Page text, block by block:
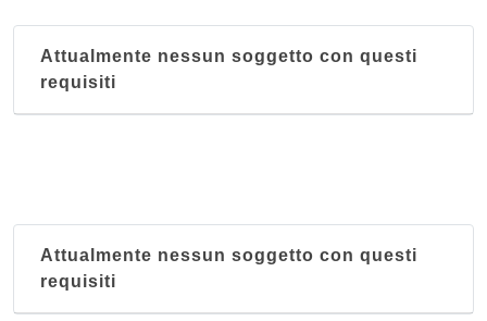
Attualmente nessun soggetto con questi
requisiti
Attualmente nessun soggetto con questi
requisiti